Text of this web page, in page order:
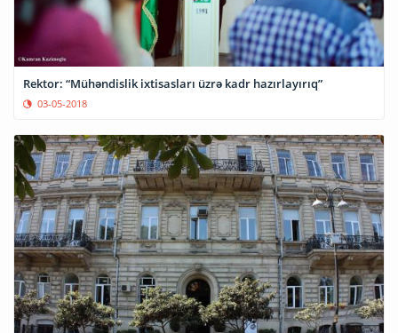
Rektor: “Mühəndislik ixtisasları üzrə kadr hazırlayırıq”
03-05-2018